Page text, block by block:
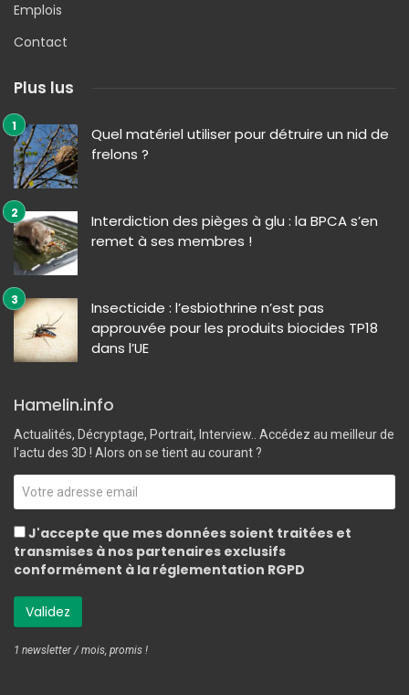
Emplois
Contact
Plus lus
Quel matériel utiliser pour détruire un nid de
frelons ?
Interdiction des pièges à glu : la BPCA s’en
remet à ses membres !
Insecticide : l’esbiothrine n’est pas
approuvée pour les produits biocides TP18
dans l’UE
Hamelin.info
Actualités, Décryptage, Portrait, Interview.. Accédez au meilleur de
l'actu des 3D ! Alors on se tient au courant ?
J'accepte que mes données soient traitées et
transmises à nos partenaires exclusifs
conformément à la réglementation RGPD
1 newsletter / mois, promis !